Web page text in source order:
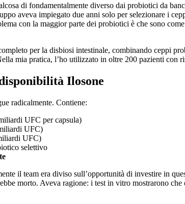
di fondamentalmente diverso dai probiotici da
aveva impiegato due anni solo per selezionare i
con la maggior parte dei probiotici è che sono
per la disbiosi intestinale, combinando ceppi
mia pratica, l’ho utilizzato in oltre 200 pazienti con
Ilosone
radicalmente. Contiene:
UFC per capsula)
UFC)
UFC)
selettivo
il team era diviso sull’opportunità di investire in
morto. Aveva ragione: i test in vitro mostrarono